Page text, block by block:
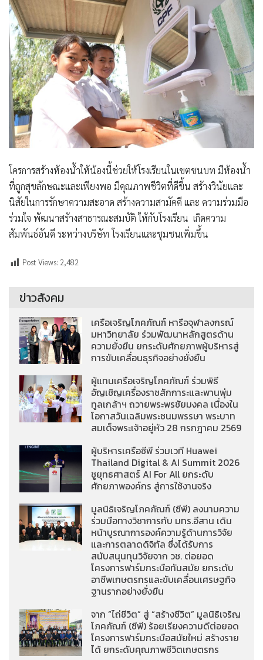
โครการสร้างห้องน้ำให้น้องนี้ช่วยให้โรงเรียนในเขตชนบท มีห้องน้ำ
ที่ถูกสุขลักษณะและเพียงพอ มีคุณภาพชีวิตที่ดีขึ้น สร้างวินัยและ
นิสัยในการรักษาความสะอาด สร้างความสามัคคี และ ความร่วมมือ
ร่วมใจ พัฒนาสร้างสาธารณะสมบัติ ให้กับโรงเรียน เกิดความ
สัมพันธ์อันดี ระหว่างบริษัท โรงเรียนและชุมชนเพิ่มขึ้น
Post Views: 2,482
ข่าวสังคม
เครือเจริญโภคภัณฑ์ หารือจุฬาลงกรณ์
มหาวิทยาลัย ร่วมพัฒนาหลักสูตรด้าน
ความยั่งยืน ยกระดับศักยภาพผู้บริหารสู่
การขับเคลื่อนธุรกิจอย่างยั่งยืน
ผู้แทนเครือเจริญโภคภัณฑ์ ร่วมพิธี
อัญเชิญเครื่องราชสักการะและพานพุ่ม
ทูลเกล้าฯ ถวายพระพรชัยมงคล เนื่องใน
โอกาสวันเฉลิมพระชนมพรรษา พระบาท
สมเด็จพระเจ้าอยู่หัว 28 กรกฎาคม 2569
ผู้บริหารเครือซีพี ร่วมเวที Huawei
Thailand Digital & AI Summit 2026
ชูยุทธศาสตร์ AI For All ยกระดับ
ศักยภาพองค์กร สู่การใช้งานจริง
มูลนิธิเจริญโภคภัณฑ์ (ซีพี) ลงนามความ
ร่วมมือทางวิชาการกับ มทร.อีสาน เดิน
หน้าบูรณาการองค์ความรู้ด้านการวิจัย
และการตลาดดิจิทัล ซึ่งได้รับการ
สนับสนุนทุนวิจัยจาก วช. ต่อยอด
โครงการฟาร์มกระบือทันสมัย ยกระดับ
อาชีพเกษตรกรและขับเคลื่อนเศรษฐกิจ
ฐานรากอย่างยั่งยืน
จาก “ไถ่ชีวิต” สู่ “สร้างชีวิต” มูลนิธิเจริญ
โภคภัณฑ์ (ซีพี) ร้อยเรียงความดีต่อยอด
โครงการฟาร์มกระบือสมัยใหม่ สร้างราย
ได้ ยกระดับคุณภาพชีวิตเกษตรกร